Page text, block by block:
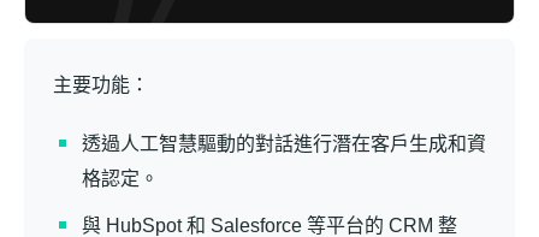
主要功能：
透過人工智慧驅動的對話進行潛在客戶生成和資
格認定。
與 HubSpot 和 Salesforce 等平台的 CRM 整